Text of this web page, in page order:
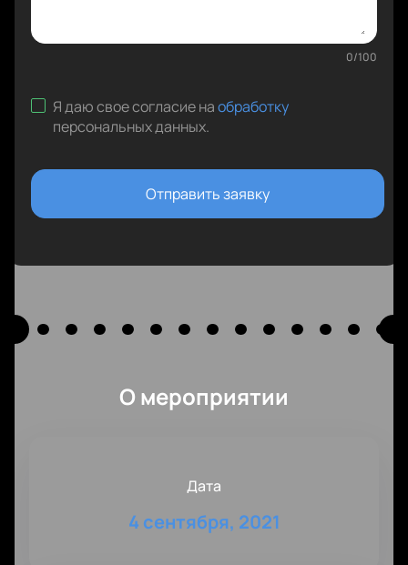
0/100
Я даю свое согласие наобработку
персональных данных.
Отправить заявку
О мероприятии
Дата
4 сентября, 2021